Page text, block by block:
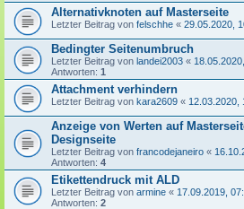
Alternativknoten auf Masterseite
Letzter Beitrag von felschhe « 29.05.2020,
Bedingter Seitenumbruch
Letzter Beitrag von landei2003 «
Antworten: 1
Attachment verhindern
Letzter Beitrag von kara2609 « 12.03.2020,
Anzeige von Werten auf
Designseite
Letzter Beitrag von francodejaneiro «
Antworten: 4
Etikettendruck mit ALD
Letzter Beitrag von armine « 17.09.2019,
Antworten: 2